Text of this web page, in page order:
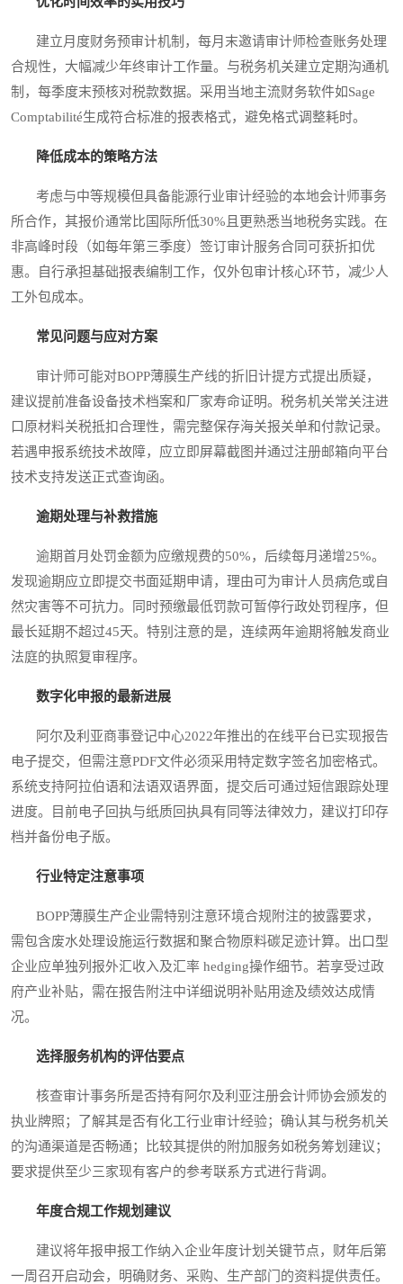
建立月度财务预审计机制，每月末邀请审计师检查账务处理
合规性，大幅减少年终审计工作量。与税务机关建立定期沟通机
制，每季度末预核对税款数据。采用当地主流财务软件如Sage
Comptabilité生成符合标准的报表格式，避免格式调整耗时。
降低成本的策略方法
考虑与中等规模但具备能源行业审计经验的本地会计师事务
所合作，其报价通常比国际所低30%且更熟悉当地税务实践。在
非高峰时段（如每年第三季度）签订审计服务合同可获折扣优
惠。自行承担基础报表编制工作，仅外包审计核心环节，减少人
工外包成本。
常见问题与应对方案
审计师可能对BOPP薄膜生产线的折旧计提方式提出质疑，
建议提前准备设备技术档案和厂家寿命证明。税务机关常关注进
口原材料关税抵扣合理性，需完整保存海关报关单和付款记录。
若遇申报系统技术故障，应立即屏幕截图并通过注册邮箱向平台
技术支持发送正式查询函。
逾期处理与补救措施
逾期首月处罚金额为应缴规费的50%，后续每月递增25%。
发现逾期应立即提交书面延期申请，理由可为审计人员病危或自
然灾害等不可抗力。同时预缴最低罚款可暂停行政处罚程序，但
最长延期不超过45天。特别注意的是，连续两年逾期将触发商业
法庭的执照复审程序。
数字化申报的最新进展
阿尔及利亚商事登记中心2022年推出的在线平台已实现报告
电子提交，但需注意PDF文件必须采用特定数字签名加密格式。
系统支持阿拉伯语和法语双语界面，提交后可通过短信跟踪处理
进度。目前电子回执与纸质回执具有同等法律效力，建议打印存
档并备份电子版。
行业特定注意事项
BOPP薄膜生产企业需特别注意环境合规附注的披露要求，
需包含废水处理设施运行数据和聚合物原料碳足迹计算。出口型
企业应单独列报外汇收入及汇率 hedging操作细节。若享受过政
府产业补贴，需在报告附注中详细说明补贴用途及绩效达成情
况。
选择服务机构的评估要点
核查审计事务所是否持有阿尔及利亚注册会计师协会颁发的
执业牌照；了解其是否有化工行业审计经验；确认其与税务机关
的沟通渠道是否畅通；比较其提供的附加服务如税务筹划建议；
要求提供至少三家现有客户的参考联系方式进行背调。
年度合规工作规划建议
建议将年报申报工作纳入企业年度计划关键节点，财年后第
一周召开启动会，明确财务、采购、生产部门的资料提供责任。